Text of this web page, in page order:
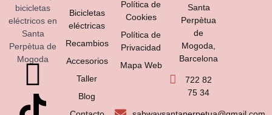
bicicletas
eléctricos en
Santa
Perpètua de
Mogoda
Bicicletas
eléctricas
Recambios
Accesorios
Taller
Blog
Política de
Cookies
Política de
Privacidad
Mapa Web
Santa
Perpètua
de
Mogoda,
Barcelona
722 82
75 34